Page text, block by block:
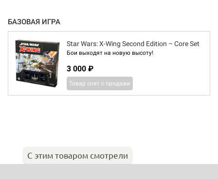
БАЗОВАЯ ИГРА
Star Wars: X-Wing Second Edition – Core Set
Бои выходят на новую высоту!
3 000 ₽
Товар снят с продажи
С этим товаром смотрели